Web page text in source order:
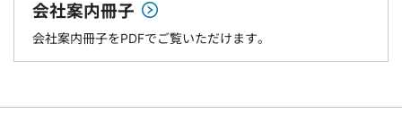
会社案内冊子
会社案内冊子をPDFでご覧いただけます。